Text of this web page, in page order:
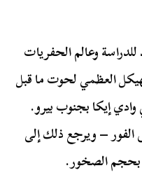
وعالم الحفريات
العظمي لحوت ما قبل
في وادي إيكا بجنوب بيرو.
الفور – ويرجع ذلك إلى
بحجم الصخور.